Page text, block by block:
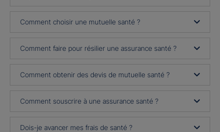
Comment choisir une mutuelle santé ?
Comment faire pour résilier une assurance santé ?
Comment obtenir des devis de mutuelle santé ?
Comment souscrire à une assurance santé ?
Dois-je avancer mes frais de santé ?